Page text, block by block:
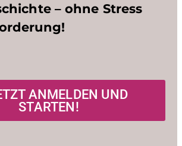
– ohne Stress
ANMELDEN UND
STARTEN!